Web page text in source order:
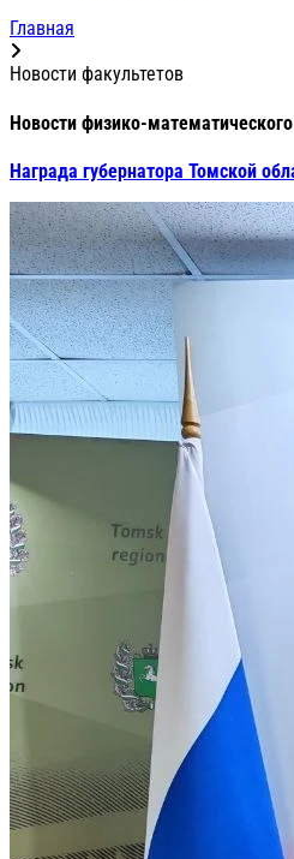
Главная
Новости факультетов
Новости физико-
Награда губернатора Томской